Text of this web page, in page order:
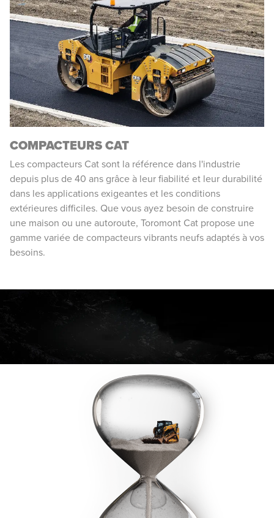
COMPACTEURS CAT
Les compacteurs Cat sont la référence dans l'industrie
depuis plus de 40 ans grâce à leur fiabilité et leur durabilité
dans les applications exigeantes et les conditions
extérieures difficiles. Que vous ayez besoin de construire
une maison ou une autoroute, Toromont Cat propose une
gamme variée de compacteurs vibrants neufs adaptés à vos
besoins.